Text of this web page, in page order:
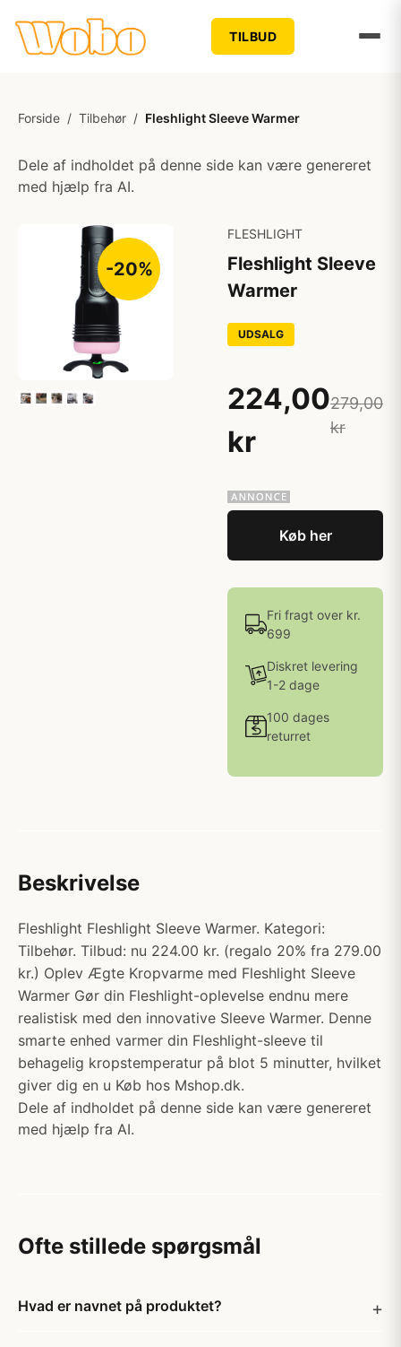
TILBUD
Forside / Tilbehør / Fleshlight Sleeve Warmer
Dele af indholdet på denne side kan være genereret
med hjælp fra AI.
-20%
FLESHLIGHT
Fleshlight Sleeve
Warmer
UDSALG
224,00
kr
279,00
kr
Køb her
Fri fragt over kr.
699
Diskret levering
1-2 dage
100 dages
returret
Beskrivelse
Fleshlight Fleshlight Sleeve Warmer. Kategori:
Tilbehør. Tilbud: nu 224.00 kr. (regalo 20% fra 279.00
kr.) Oplev Ægte Kropvarme med Fleshlight Sleeve
Warmer Gør din Fleshlight-oplevelse endnu mere
realistisk med den innovative Sleeve Warmer. Denne
smarte enhed varmer din Fleshlight-sleeve til
behagelig kropstemperatur på blot 5 minutter, hvilket
giver dig en u Køb hos Mshop.dk.
Dele af indholdet på denne side kan være genereret
med hjælp fra AI.
Ofte stillede spørgsmål
Hvad er navnet på produktet?